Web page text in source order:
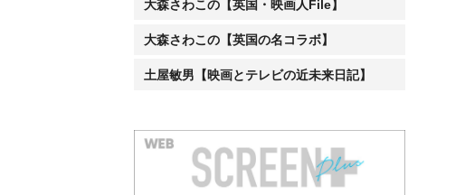
大森さわこの【英国・映画人File】
大森さわこの【英国の名コラボ】
土屋敏男【映画とテレビの近未来日記】